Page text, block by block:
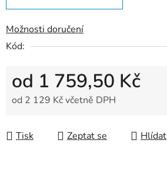
Možnosti doručení
Kód:
od 1 759,50 Kč
od 2 129 Kčvčetně DPH
Tisk
Zeptat se Hlídat